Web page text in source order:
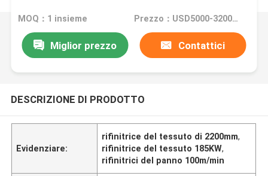
MOQ：1 insieme Prezzo：USD5000-320000
Miglior prezzo Contattici
DESCRIZIONE DI PRODOTTO
Evidenziare:
rifinitrice del tessuto di 2200mm,
rifinitrice del tessuto 185KW,
rifinitrici del panno 100m/min